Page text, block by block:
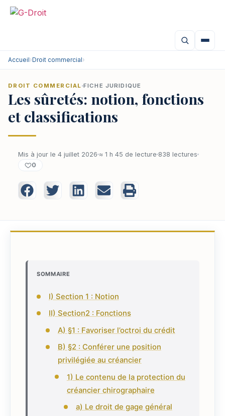
Accueil›Droit commercial›
DROIT COMMERCIAL FICHE JURIDIQUE
Les sûretés: notion, fonctions
et classifications
Mis à jour le 4 juillet 2026 ≈ 1 h 45 de lecture 838 lectures
0
SOMMAIRE
I) Section 1 : Notion
II) Section2 : Fonctions
A) §1 : Favoriser l’octroi du crédit
B) §2 : Conférer une position
privilégiée au créancier
1) Le contenu de la protection du
créancier chirographaire
a) Le droit de gage général